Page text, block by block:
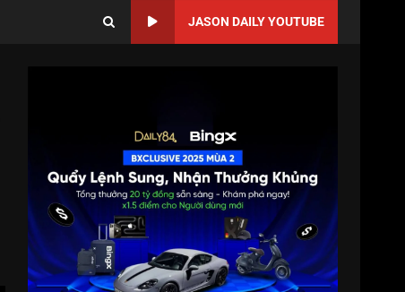
JASON DAILY YOUTUBE